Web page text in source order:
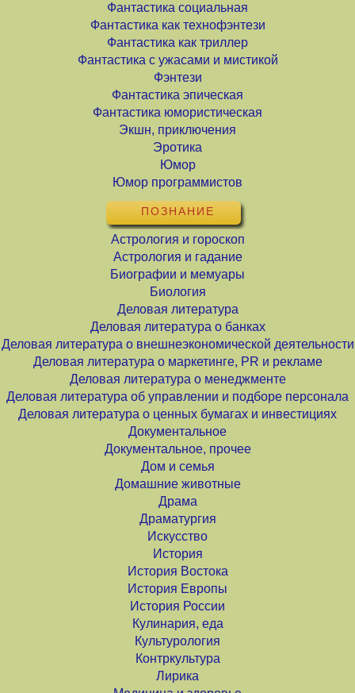
Фантастика социальная
Фантастика как технофэнтези
Фантастика как триллер
Фантастика с ужасами и мистикой
Фэнтези
Фантастика эпическая
Фантастика юмористическая
Экшн, приключения
Эротика
Юмор
Юмор программистов
ПОЗНАНИЕ
Астрология и гороскоп
Астрология и гадание
Биографии и мемуары
Биология
Деловая литература
Деловая литература о банках
Деловая литература о внешнеэкономической деятельности
Деловая литература о маркетинге, PR и рекламе
Деловая литература о менеджменте
Деловая литература об управлении и подборе персонала
Деловая литература о ценных бумагах и инвестициях
Документальное
Документальное, прочее
Дом и семья
Домашние животные
Драма
Драматургия
Искусство
История
История Востока
История Европы
История России
Кулинария, еда
Культурология
Контркультура
Лирика